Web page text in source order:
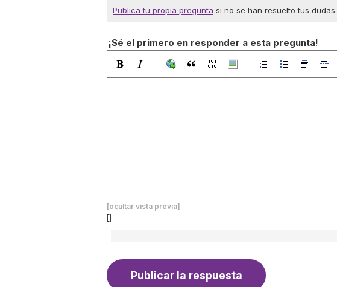
Publica tu propia pregunta si no se han resuelto tus dudas.
¡Sé el primero en responder a esta pregunta!
[ocultar vista previa]
[]